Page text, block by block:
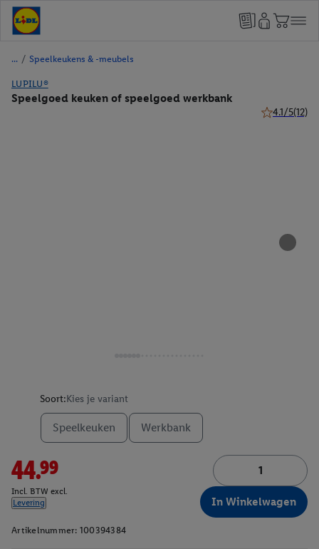
/ Speelkeukens & -meubels
LUPILU®
Speelgoed keuken of speelgoed werkbank
4.1/5(12)
Soort:Kies je variant
Speelkeuken Werkbank
44.99
Incl. BTW excl.
Levering
In Winkelwagen
Artikelnummer: 100394384